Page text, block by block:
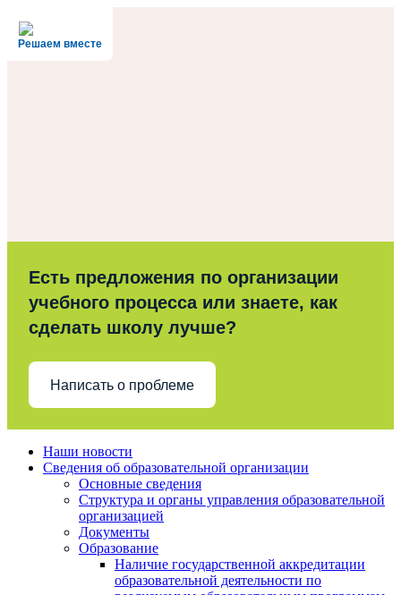
Решаем вместе
Есть предложения по организации
учебного процесса или знаете, как
сделать школу лучше?
Написать о проблеме
Наши новости
Сведения об образовательной организации
Основные сведения
Структура и органы управления образовательной
организацией
Документы
Образование
Наличие государственной аккредитации
образовательной деятельности по